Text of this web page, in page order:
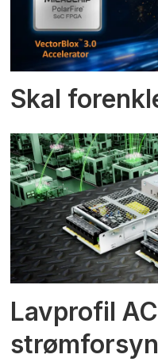
Skal
Lavprofil